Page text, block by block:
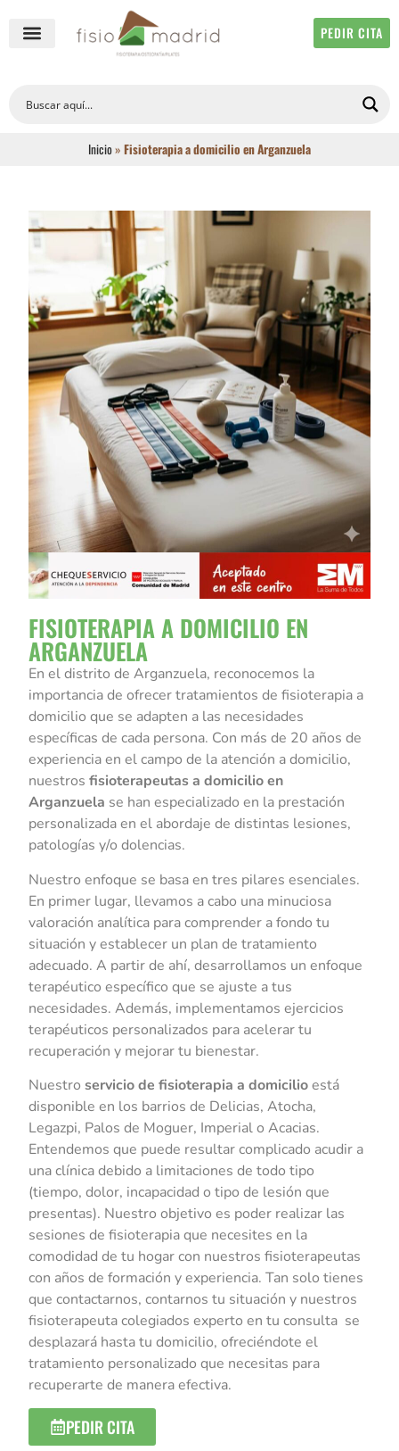
PEDIR CITA
Inicio» Fisioterapia a domicilio en Arganzuela
FISIOTERAPIA A DOMICILIO EN
ARGANZUELA
En el distrito de Arganzuela, reconocemos la
importancia de ofrecer tratamientos de fisioterapia a
domicilio que se adapten a las necesidades
específicas de cada persona. Con más de 20 años de
experiencia en el campo de la atención a domicilio,
nuestrosfisioterapeutas a domicilio en
Arganzuela se han especializado en la prestación
personalizada en el abordaje de distintas lesiones,
patologías y/o dolencias.
Nuestro enfoque se basa en tres pilares esenciales.
En primer lugar, llevamos a cabo una minuciosa
valoración analítica para comprender a fondo tu
situación y establecer un plan de tratamiento
adecuado. A partir de ahí, desarrollamos un enfoque
terapéutico específico que se ajuste a tus
necesidades. Además, implementamos ejercicios
terapéuticos personalizados para acelerar tu
recuperación y mejorar tu bienestar.
Nuestroservicio de fisioterapia a domicilioestá
disponible en los barrios de Delicias, Atocha,
Legazpi, Palos de Moguer, Imperial o Acacias.
Entendemos que puede resultar complicado acudir a
una clínica debido a limitaciones de todo tipo
(tiempo, dolor, incapacidad o tipo de lesión que
presentas). Nuestro objetivo es poder realizar las
sesiones de fisioterapia que necesites en la
comodidad de tu hogar con nuestros fisioterapeutas
con años de formación y experiencia. Tan solo tienes
que contactarnos, contarnos tu situación y nuestros
fisioterapeuta colegiados experto en tu consulta se
desplazará hasta tu domicilio, ofreciéndote el
tratamiento personalizado que necesitas para
recuperarte de manera efectiva.
PEDIR CITA